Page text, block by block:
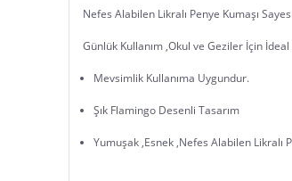
Nefes Alabilen Likralı Penye Kumaşı
Mevsimlik Kullanıma Uygundur.
Şık Flamingo Desenli Tasarım
Yumuşak ,Esnek ,Nefes Alabilen Likralı